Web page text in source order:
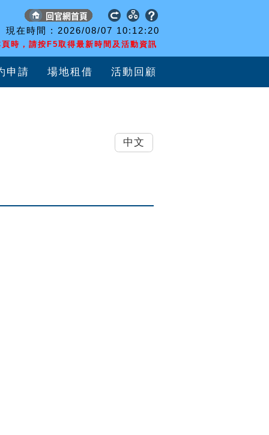
現在時間 : 2026/08/07 10:12:21
時，請按F5取得最新時間及活動資訊
申請 場地租借 活動回顧